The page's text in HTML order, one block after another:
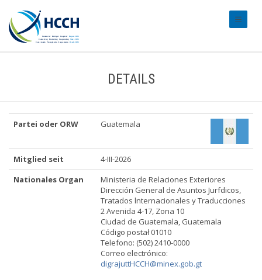
DETAILS
Partei oder ORW Guatemala
Mitglied seit
4-III-2026
Nationales Organ
Ministeria de Relaciones Exteriores
Dirección General de Asuntos Jurfdicos,
Tratados lnternacionales y Traducciones
2 Avenida 4-17, Zona 10
Ciudad de Guatemala, Guatemala
Código postał 01010
Telefono: (502) 2410-0000
Correo electrónico:
digrajuttHCCH@minex.gob.gt